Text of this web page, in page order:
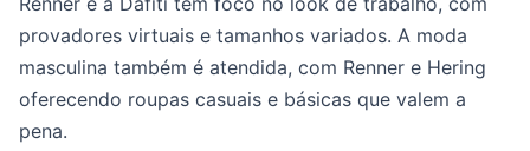
provadores virtuais e tamanhos variados. A moda
masculina também é atendida, com Renner e Hering
oferecendo roupas casuais e básicas que valem a
pena.